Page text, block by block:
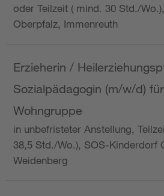
oder Teilzeit ( mind. 30 Std./
Oberpfalz, Immenreuth
Erzieherin /
Sozialpädagogin (m/w/d)
Wohngruppe
in unbefristeter Anstellung,
38,5 Std./Wo.), SOS-Kinderdorf
Weidenberg